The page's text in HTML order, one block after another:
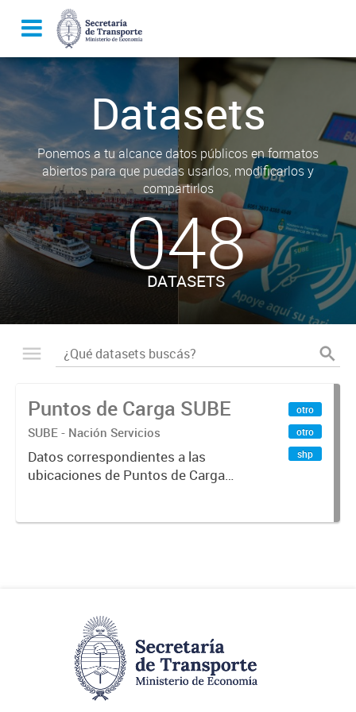
Datasets
Ponemos a tu alcance datos públicos en formatos
abiertos para que puedas usarlos, modificarlos y
compartirlos
048
DATASETS
Puntos de Carga SUBE
SUBE - Nación Servicios
Datos correspondientes a las
ubicaciones de Puntos de Carga
otro
otro
shp